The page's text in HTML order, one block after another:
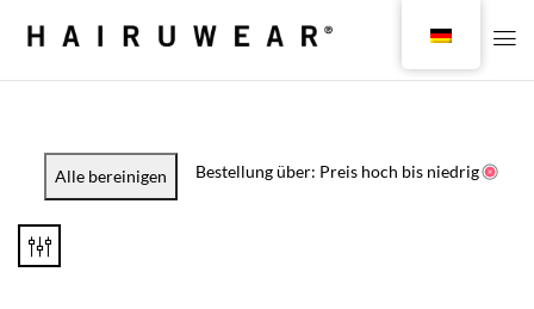
Alle bereinigen Bestellung über: Preis hoch bis niedrig